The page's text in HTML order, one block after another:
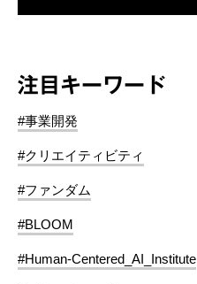
注目キーワード
#事業開発
#クリエイティビティ
#ファンダム
#BLOOM
#Human-Centered_AI_Institute